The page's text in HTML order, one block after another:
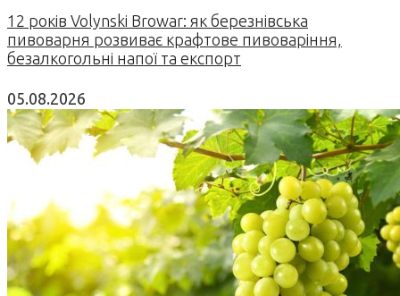
12 років Volynski Browar: як березнівська
пивоварня розвиває крафтове пивоваріння,
безалкогольні напої та експорт
05.08.2026